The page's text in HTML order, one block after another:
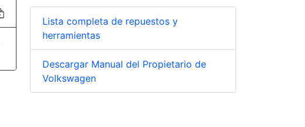
Lista completa de repuestos y
herramientas
Descargar Manual del Propietario de
Volkswagen